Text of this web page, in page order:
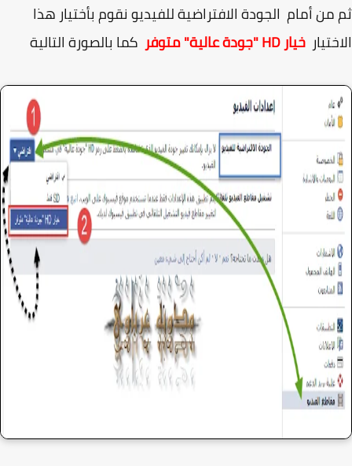
أمام الجودة الافتراضية للفيديو نقوم بأختيار هذا
خيار HD "جودة عالية" متوفر كما بالصورة التالية